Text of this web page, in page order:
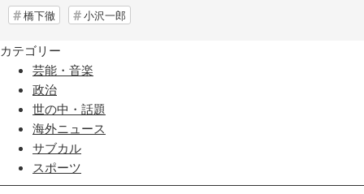
橋下徹 小沢一郎
カテゴリー
芸能・音楽
政治
世の中・話題
海外ニュース
サブカル
スポーツ